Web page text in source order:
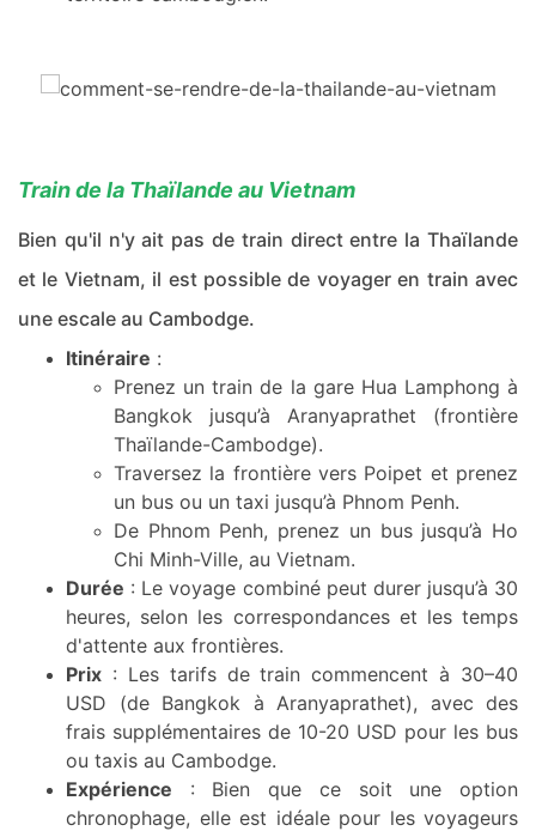
Train de la Thaïlande au Vietnam
Bien qu'il n'y ait pas de train direct entre la Thaïlande
et le Vietnam, il est possible de voyager en train avec
une escale au Cambodge.
Itinéraire :
Prenez un train de la gare Hua Lamphong à
Bangkok jusqu’à Aranyaprathet (frontière
Thaïlande-Cambodge).
Traversez la frontière vers Poipet et prenez
un bus ou un taxi jusqu’à Phnom Penh.
De Phnom Penh, prenez un bus jusqu’à Ho
Chi Minh-Ville, au Vietnam.
Durée : Le voyage combiné peut durer jusqu’à 30
heures, selon les correspondances et les temps
d'attente aux frontières.
Prix : Les tarifs de train commencent à 30–40
USD (de Bangkok à Aranyaprathet), avec des
frais supplémentaires de 10-20 USD pour les bus
ou taxis au Cambodge.
Expérience : Bien que ce soit une option
chronophage, elle est idéale pour les voyageurs